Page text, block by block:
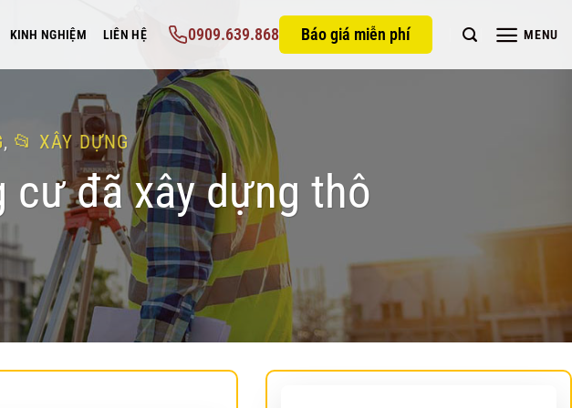
KINH NGHIỆM LIÊN HỆ 0909.639.868 Báo giá miễn phí MENU
, XÂY DỰNG
cư đã xây dựng thô